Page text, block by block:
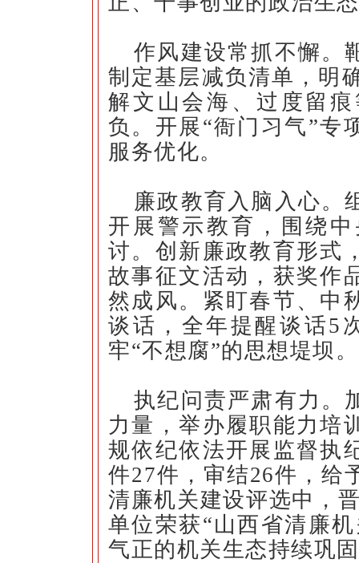
作风建设常抓不懈。
制定基层减负清单，明
解文山会海、过度留
负。开展“衙门习气”专
服务优化。
廉政教育入脑入心。
开展警示教育，围绕
讨。创新廉政教育形式
故事征文活动，获奖作
然成风。紧盯春节、中
谈话，全年提醒谈话5
牢“不想腐”的思想堤坝。
执纪问责严肃有力。
力量，举办履职能力培
规依纪依法开展监督执
件27件，审结26件，给
清廉机关建设评选中，
单位荣获“山西省清廉
气正的机关生态持续巩